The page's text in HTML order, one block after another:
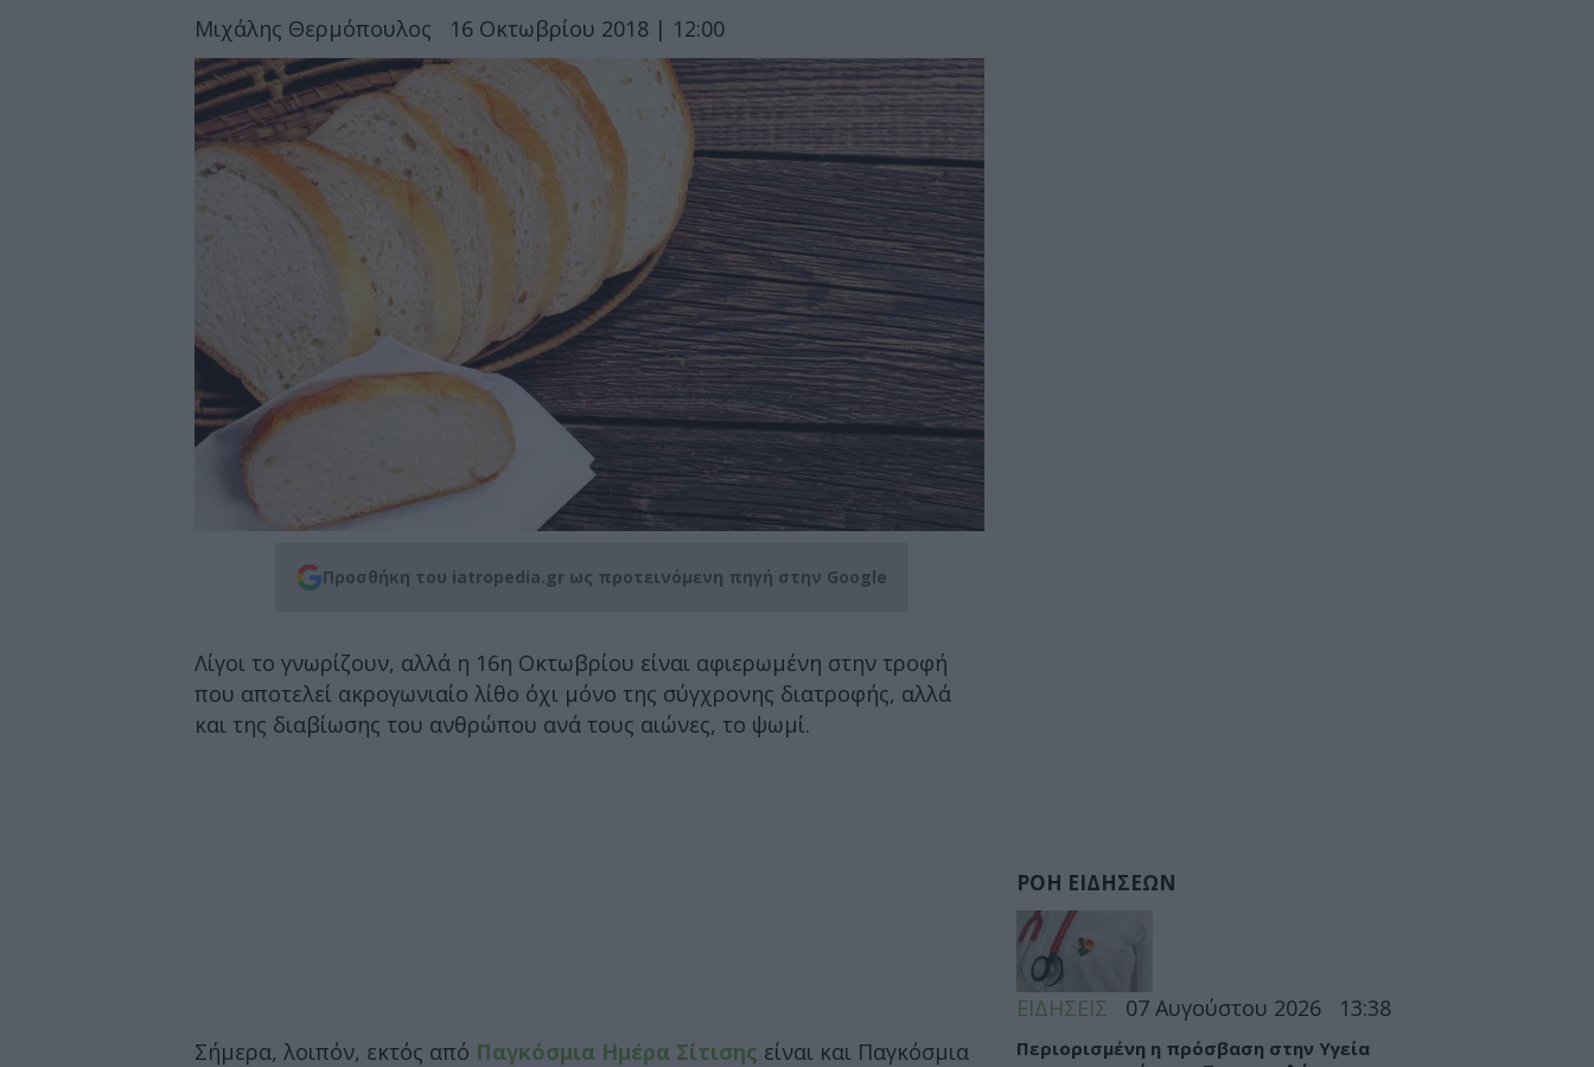
Μιχάλης Θερμόπουλος 16 Οκτωβρίου 2018 | 12:00
Προσθήκη του iatropedia.gr ως προτεινόμενη πηγή στην Google
Λίγοι το γνωρίζουν, αλλά η 16η Οκτωβρίου είναι αφιερωμένη στην τροφή
που αποτελεί ακρογωνιαίο λίθο όχι μόνο της σύγχρονης διατροφής, αλλά
και της διαβίωσης του ανθρώπου ανά τους αιώνες, το ψωμί.
Σήμερα, λοιπόν, εκτός από Παγκόσμια Ημέρα Σίτισης είναι και Παγκόσμια
ΡΟΗ ΕΙΔΗΣΕΩΝ
ΕΙΔΗΣΕΙΣ 07 Αυγούστου 2026 13:38
Περιορισμένη η πρόσβαση στην Υγεία